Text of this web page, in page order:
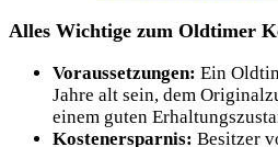
Alles Wichtige zum Oldtimer
Voraussetzungen: Ein
Jahre alt sein, dem
einem guten
Kostenersparnis: Besitzer